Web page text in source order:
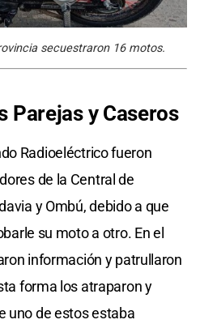
secuestraron 16 motos.
Parejas y Caseros
Radioeléctrico fueron
de la Central de
y Ombú, debido a que
su moto a otro. En el
información y patrullaron
forma los atraparon y
uno de estos estaba